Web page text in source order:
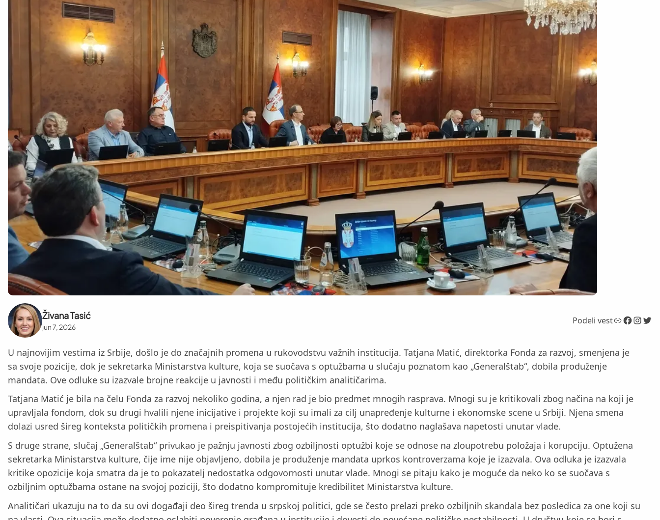
Živana Tasić
jun 7, 2026
Podeli vestLink Facebook InstagramTwitter
U najnovijim vestima iz Srbije, došlo je do značajnih promena u rukovodstvu važnih institucija. Tatjana Matić, direktorka Fonda za razvoj, smenjena je
sa svoje pozicije, dok je sekretarka Ministarstva kulture, koja se suočava s optužbama u slučaju poznatom kao „Generalštab“, dobila produženje
mandata. Ove odluke su izazvale brojne reakcije u javnosti i među političkim analitičarima.
Tatjana Matić je bila na čelu Fonda za razvoj nekoliko godina, a njen rad je bio predmet mnogih rasprava. Mnogi su je kritikovali zbog načina na koji je
upravljala fondom, dok su drugi hvalili njene inicijative i projekte koji su imali za cilj unapređenje kulturne i ekonomske scene u Srbiji. Njena smena
dolazi usred šireg konteksta političkih promena i preispitivanja postojećih institucija, što dodatno naglašava napetosti unutar vlade.
S druge strane, slučaj „Generalštab“ privukao je pažnju javnosti zbog ozbiljnosti optužbi koje se odnose na zloupotrebu položaja i korupciju. Optužena
sekretarka Ministarstva kulture, čije ime nije objavljeno, dobila je produženje mandata uprkos kontroverzama koje je izazvala. Ova odluka je izazvala
kritike opozicije koja smatra da je to pokazatelj nedostatka odgovornosti unutar vlade. Mnogi se pitaju kako je moguće da neko ko se suočava s
ozbiljnim optužbama ostane na svojoj poziciji, što dodatno kompromituje kredibilitet Ministarstva kulture.
Analitičari ukazuju na to da su ovi događaji deo šireg trenda u srpskoj politici, gde se često prelazi preko ozbiljnih skandala bez posledica za one koji su